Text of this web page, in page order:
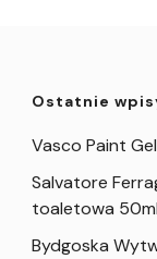
Ostatnie
Vasco Paint
Salvatore
toaletowa 50ml
Bydgoska